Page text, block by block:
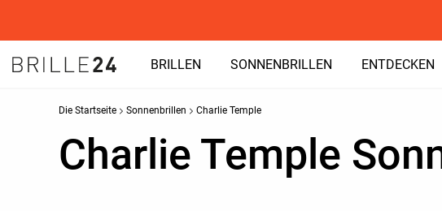
BRILLEN SONNENBRILLEN ENTDECKEN
Die Startseite Sonnenbrillen Charlie Temple
Charlie Temple